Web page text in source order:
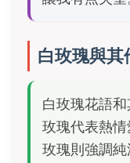
白玫瑰與其
白玫瑰花語
玫瑰代表熱
玫瑰則強調